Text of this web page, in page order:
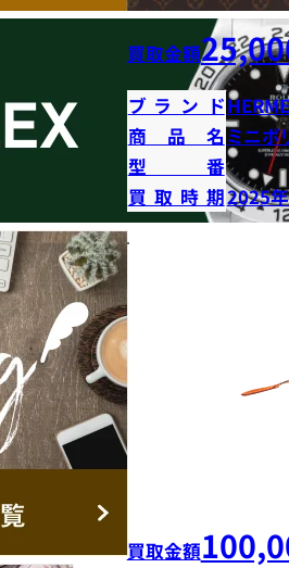
買取金額
ブランド
商品名ミニボ
型番
買取時期2025
買取金額